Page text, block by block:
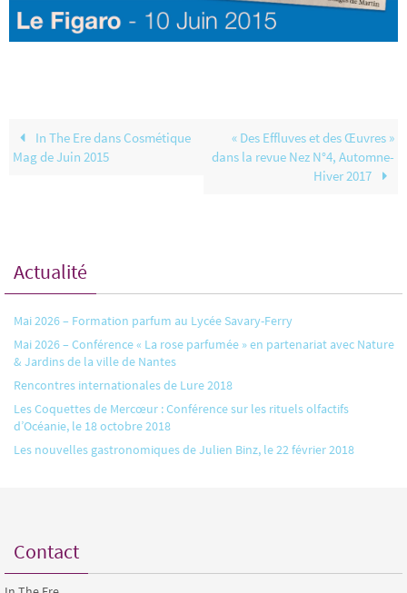
In The Ere dans Cosmétique
Mag de Juin 2015
« Des Effluves et des Œuvres »
dans la revue Nez N°4, Automne-
Hiver 2017
Actualité
Mai 2026 – Formation parfum au Lycée Savary-Ferry
Mai 2026 – Conférence « La rose parfumée » en partenariat avec Nature
& Jardins de la ville de Nantes
Rencontres internationales de Lure 2018
Les Coquettes de Mercœur : Conférence sur les rituels olfactifs
d’Océanie, le 18 octobre 2018
Les nouvelles gastronomiques de Julien Binz, le 22 février 2018
Contact